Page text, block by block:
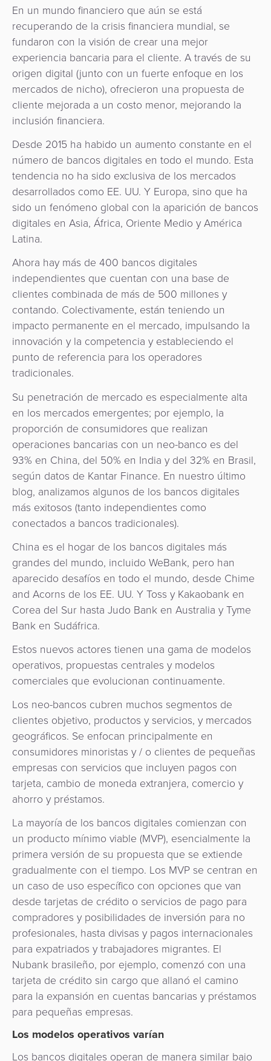
Corresponsalía
Bancaria
de
Pagos
En un mundo financiero que aún se está
recuperando de la crisis financiera mundial, se
fundaron con la visión de crear una mejor
experiencia bancaria para el cliente. A través de su
origen digital (junto con un fuerte enfoque en los
mercados de nicho), ofrecieron una propuesta de
cliente mejorada a un costo menor, mejorando la
inclusión financiera.
Desde 2015 ha habido un aumento constante en el
número de bancos digitales en todo el mundo. Esta
tendencia no ha sido exclusiva de los mercados
desarrollados como EE. UU. Y Europa, sino que ha
sido un fenómeno global con la aparición de bancos
digitales en Asia, África, Oriente Medio y América
Latina.
Ahora hay más de 400 bancos digitales
independientes que cuentan con una base de
clientes combinada de más de 500 millones y
contando. Colectivamente, están teniendo un
impacto permanente en el mercado, impulsando la
innovación y la competencia y estableciendo el
punto de referencia para los operadores
tradicionales.
Su penetración de mercado es especialmente alta
en los mercados emergentes; por ejemplo, la
proporción de consumidores que realizan
operaciones bancarias con un neo-banco es del
93% en China, del 50% en India y del 32% en Brasil,
según datos de Kantar Finance. En nuestro último
blog, analizamos algunos de los bancos digitales
más exitosos (tanto independientes como
conectados a bancos tradicionales).
China es el hogar de los bancos digitales más
grandes del mundo, incluido WeBank, pero han
aparecido desafíos en todo el mundo, desde Chime
and Acorns de los EE. UU. Y Toss y Kakaobank en
Corea del Sur hasta Judo Bank en Australia y Tyme
Bank en Sudáfrica.
Estos nuevos actores tienen una gama de modelos
operativos, propuestas centrales y modelos
comerciales que evolucionan continuamente.
Los neo-bancos cubren muchos segmentos de
clientes objetivo, productos y servicios, y mercados
geográficos. Se enfocan principalmente en
consumidores minoristas y / o clientes de pequeñas
empresas con servicios que incluyen pagos con
tarjeta, cambio de moneda extranjera, comercio y
ahorro y préstamos.
La mayoría de los bancos digitales comienzan con
un producto mínimo viable (MVP), esencialmente la
primera versión de su propuesta que se extiende
gradualmente con el tiempo. Los MVP se centran en
un caso de uso específico con opciones que van
desde tarjetas de crédito o servicios de pago para
compradores y posibilidades de inversión para no
profesionales, hasta divisas y pagos internacionales
para expatriados y trabajadores migrantes. El
Nubank brasileño, por ejemplo, comenzó con una
tarjeta de crédito sin cargo que allanó el camino
para la expansión en cuentas bancarias y préstamos
para pequeñas empresas.
Los modelos operativos varían
Los bancos digitales operan de manera similar bajo